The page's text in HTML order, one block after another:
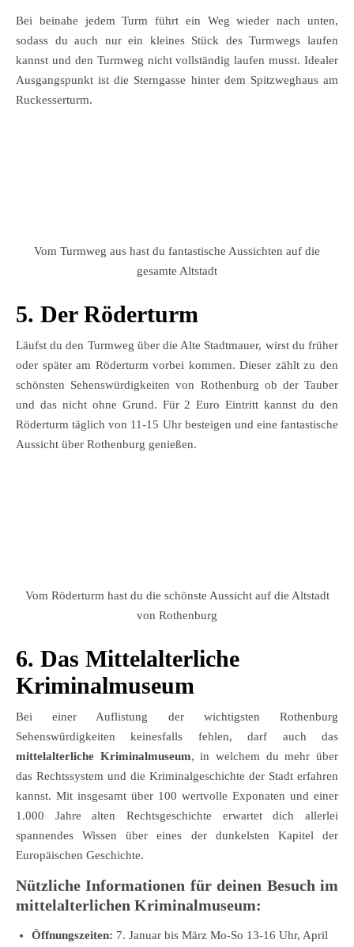
Bei beinahe jedem Turm führt ein Weg wieder nach unten,
sodass du auch nur ein kleines Stück des Turmwegs laufen
kannst und den Turmweg nicht vollständig laufen musst. Idealer
Ausgangspunkt ist die Sterngasse hinter dem Spitzweghaus am
Ruckesserturm.
Vom Turmweg aus hast du fantastische Aussichten auf die
gesamte Altstadt
5. Der Röderturm
Läufst du den Turmweg über die Alte Stadtmauer, wirst du früher
oder später am Röderturm vorbei kommen. Dieser zählt zu den
schönsten Sehenswürdigkeiten von Rothenburg ob der Tauber
und das nicht ohne Grund. Für 2 Euro Eintritt kannst du den
Röderturm täglich von 11-15 Uhr besteigen und eine fantastische
Aussicht über Rothenburg genießen.
Vom Röderturm hast du die schönste Aussicht auf die Altstadt
von Rothenburg
6. Das Mittelalterliche
Kriminalmuseum
Bei einer Auflistung der wichtigsten Rothenburg
Sehenswürdigkeiten keinesfalls fehlen, darf auch das
mittelalterliche Kriminalmuseum, in welchem du mehr über
das Rechtssystem und die Kriminalgeschichte der Stadt erfahren
kannst. Mit insgesamt über 100 wertvolle Exponaten und einer
1.000 Jahre alten Rechtsgeschichte erwartet dich allerlei
spannendes Wissen über eines der dunkelsten Kapitel der
Europäischen Geschichte.
Nützliche Informationen für deinen Besuch im
mittelalterlichen Kriminalmuseum:
Öffnungszeiten: 7. Januar bis März Mo-So 13-16 Uhr, April